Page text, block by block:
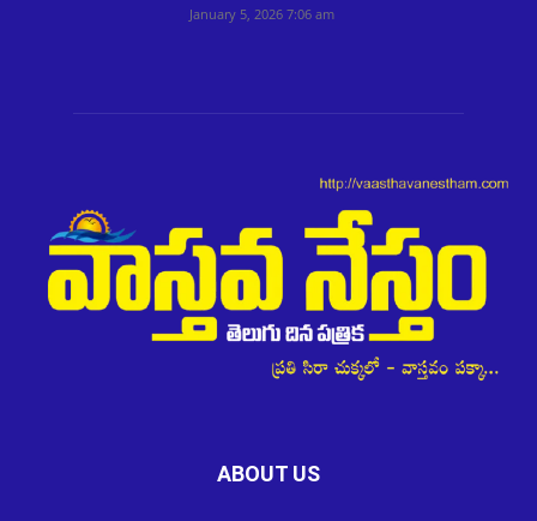
January 5, 2026 7:06 am
ABOUT US